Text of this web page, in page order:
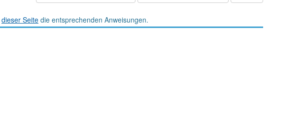
dieser Seite die entsprechenden Anweisungen.